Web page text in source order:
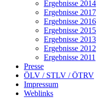
Ergebnisse 2014
Ergebnisse 2017
Ergebnisse 2016
Ergebnisse 2015
Ergebnisse 2013
Ergebnisse 2012
Ergebnisse 2011
Presse
ÖLV / STLV / ÖTRV
Impressum
Weblinks